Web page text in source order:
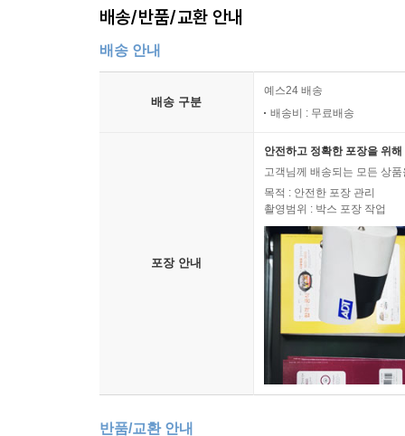
배송/반품/교환 안내
배송 안내
배송 구분
예스24 배송
배송비 : 무료배송
포장 안내
안전하고 정확한 포장을 위
고객님께 배송되는 모든 상
목적 : 안전한 포장 관리
촬영범위 : 박스 포장 작업
반품/교환 안내